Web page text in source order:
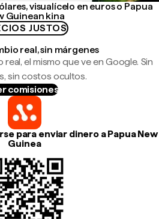
visualícelo en euros o Papua
Guinean kina
JUSTOS
real, sin márgenes
el mismo que ve en Google. Sin
sin costos ocultos.
comisiones
para enviar dinero a Papua New
Guinea